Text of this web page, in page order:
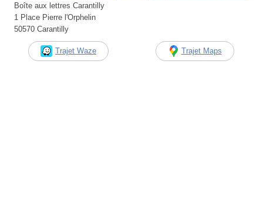
Boîte aux lettres Carantilly
1 Place Pierre l'Orphelin
50570 Carantilly
Trajet Waze Trajet Maps